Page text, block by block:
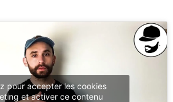
pour accepter les cookies
et activer ce contenu